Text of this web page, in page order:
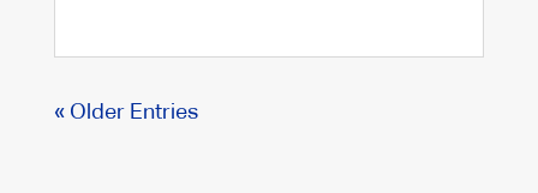
« Older Entries